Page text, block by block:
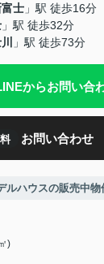
士 」駅 徒歩16分
」駅 徒歩32分
」駅 徒歩73分
からお問い合
お問い合わせ
ルハウスの販売中物
)